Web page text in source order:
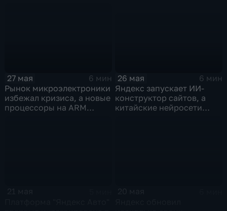
27 мая
6 мин
Рынок микроэлектроники
избежал кризиса, а новые
процессоры на ARM
26 мая
6 мин
Яндекс запускает ИИ-
конструктор сайтов, а
китайские нейросети